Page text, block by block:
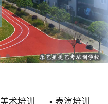
美术培训 ▪ 表演培训